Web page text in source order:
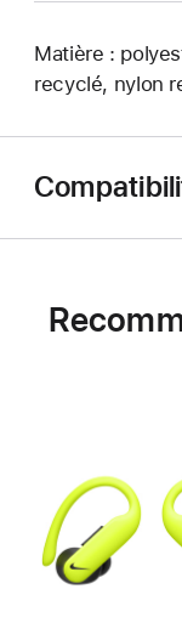
Matière :
recyclé, nylon